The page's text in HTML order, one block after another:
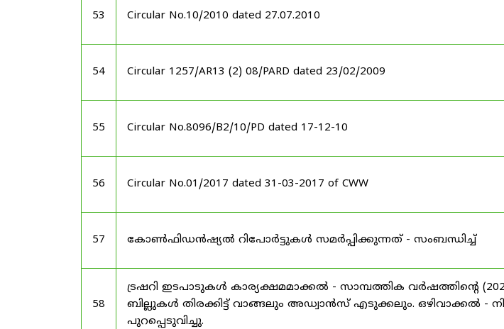
53 Circular No.10/2010 dated 27.07.2010
54 Circular 1257/AR13 (2) 08/PARD dated 23/02/2009
55 Circular No.8096/B2/10/PD dated 17-12-10
56 Circular No.01/2017 dated 31-03-2017 of CWW
57 കോൺഫിഡൻഷ്യൽ റിപോർട്ടുകൾ സമർപ്പിക്കുന്നത് - സംബന്ധിച്ച്
58
ട്രഷറി ഇടപാടുകൾ കാര്യക്ഷമമാക്കൽ - സാമ്പത്തിക വർഷത്തിന്റെ
ബില്ലുകൾ തിരക്കിട്ട് വാങ്ങലും അഡ്വാൻസ് എടുക്കലും. ഒഴിവാക്കൽ -
പുറപ്പെടുവിച്ചു.